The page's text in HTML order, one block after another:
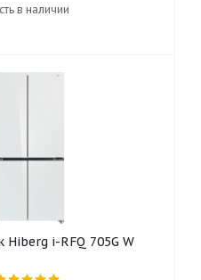
в наличии
Hiberg i-RFQ 705G W